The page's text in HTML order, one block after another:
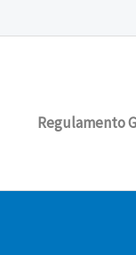
Regulamento